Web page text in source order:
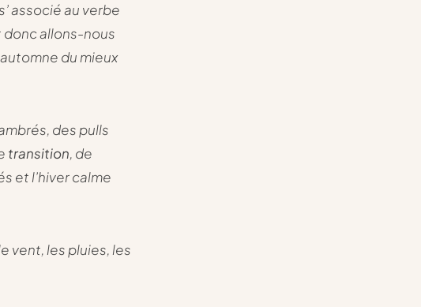
associé au verbe
donc allons-nous
du mieux
des pulls
transition, de
et l’hiver calme
vent, les pluies, les